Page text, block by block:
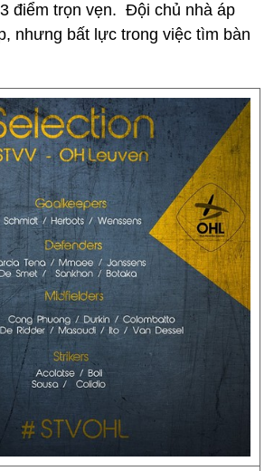
điểm trọn vẹn. Đội chủ nhà áp
nhưng bất lực trong việc tìm bàn